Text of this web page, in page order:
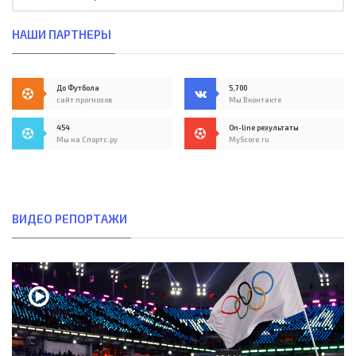
НАШИ ПАРТНЕРЫ
До Футбола
сайт прогнозов
5,700
Мы Вконтакте
454
Мы на Спортс.ру
On-line результаты
MyScore.ru
ВИДЕО РЕПОРТАЖИ